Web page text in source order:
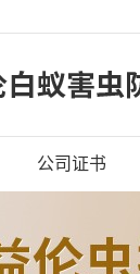
公司证书